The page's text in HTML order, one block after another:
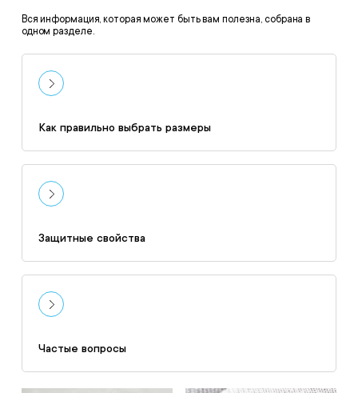
Вся информация, которая может быть вам полезна, собрана в
одном разделе.
Как правильно выбрать размеры
Защитные свойства
Частые вопросы